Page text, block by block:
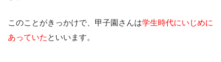
このことがきっかけで、甲子園さんは学生時代にいじめに
あっていた といいます。